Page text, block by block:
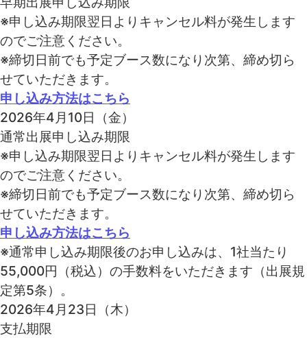
※申し込み期限翌日よりキャンセル料が発生します
のでご注意ください。
※締切日前でも予定ブース数になり次第、締め切ら
せていただきます。
申し込み方法はこちら
2026年4月10日（金）
通常出展申し込み期限
※申し込み期限翌日よりキャンセル料が発生します
のでご注意ください。
※締切日前でも予定ブース数になり次第、締め切ら
せていただきます。
申し込み方法はこちら
※通常申し込み期限後のお申し込みは、1社当たり
55,000円（税込）の手数料をいただきます（出展規
定第5条）。
2026年4月23日（木）
支払期限